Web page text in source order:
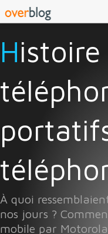
Histoire et évolution des
À quoi
nos jours ?
mobile par